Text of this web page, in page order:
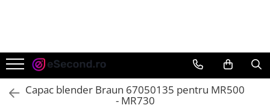
Auto Moto
Accesorii Auto
Anvelope & Jante
Capac blender Braun 67050135 pentru MR500
- MR730